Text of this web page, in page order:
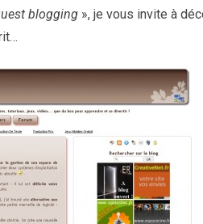
blogging », je vous invite à